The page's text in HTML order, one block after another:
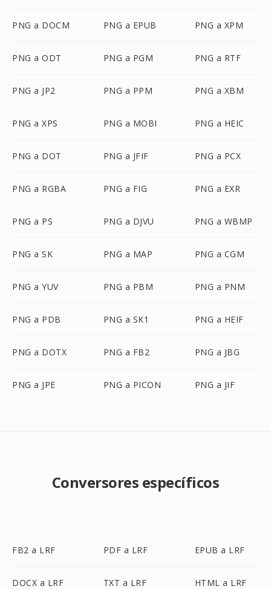
PNG a DOCM PNG a EPUB PNG a XPM
PNG a ODT PNG a PGM PNG a RTF
PNG a JP2 PNG a PPM PNG a XBM
PNG a XPS PNG a MOBI PNG a HEIC
PNG a DOT PNG a JFIF PNG a PCX
PNG a RGBA PNG a FIG PNG a EXR
PNG a PS PNG a DJVU PNG a WBMP
PNG a SK PNG a MAP PNG a CGM
PNG a YUV PNG a PBM PNG a PNM
PNG a PDB PNG a SK1 PNG a HEIF
PNG a DOTX PNG a FB2 PNG a JBG
PNG a JPE PNG a PICON PNG a JIF
Conversores específicos
FB2 a LRF PDF a LRF EPUB a LRF
DOCX a LRF TXT a LRF HTML a LRF